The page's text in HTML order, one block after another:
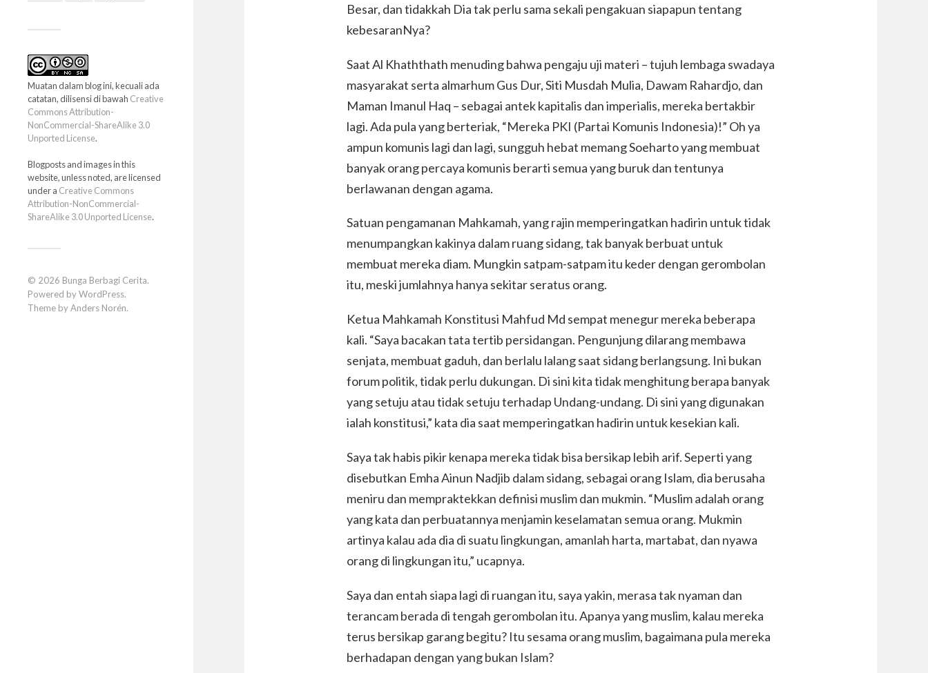
Muatan dalam blog ini, kecuali ada
catatan, dilisensi di bawah Creative
Commons Attribution-
NonCommercial-ShareAlike 3.0
Unported License.
Blogposts and images in this
website, unless noted, are licensed
under a Creative Commons
Attribution-NonCommercial-
ShareAlike 3.0 Unported License.
© 2026 Bunga Berbagi Cerita.
Powered byWordPress.
Theme byAnders Norén.
Besar, dan tidakkah Dia tak perlu sama sekali pengakuan siapapun tentang
kebesaranNya?
Saat Al Khaththath menuding bahwa pengaju uji materi – tujuh lembaga swadaya
masyarakat serta almarhum Gus Dur, Siti Musdah Mulia, Dawam Rahardjo, dan
Maman Imanul Haq – sebagai antek kapitalis dan imperialis, mereka bertakbir
lagi. Ada pula yang berteriak, “Mereka PKI (Partai Komunis Indonesia)!” Oh ya
ampun komunis lagi dan lagi, sungguh hebat memang Soeharto yang membuat
banyak orang percaya komunis berarti semua yang buruk dan tentunya
berlawanan dengan agama.
Satuan pengamanan Mahkamah, yang rajin memperingatkan hadirin untuk tidak
menumpangkan kakinya dalam ruang sidang, tak banyak berbuat untuk
membuat mereka diam. Mungkin satpam-satpam itu keder dengan gerombolan
itu, meski jumlahnya hanya sekitar seratus orang.
Ketua Mahkamah Konstitusi Mahfud Md sempat menegur mereka beberapa
kali. “Saya bacakan tata tertib persidangan. Pengunjung dilarang membawa
senjata, membuat gaduh, dan berlalu lalang saat sidang berlangsung. Ini bukan
forum politik, tidak perlu dukungan. Di sini kita tidak menghitung berapa banyak
yang setuju atau tidak setuju terhadap Undang-undang. Di sini yang digunakan
ialah konstitusi,” kata dia saat memperingatkan hadirin untuk kesekian kali.
Saya tak habis pikir kenapa mereka tidak bisa bersikap lebih arif. Seperti yang
disebutkan Emha Ainun Nadjib dalam sidang, sebagai orang Islam, dia berusaha
meniru dan mempraktekkan definisi muslim dan mukmin. “Muslim adalah orang
yang kata dan perbuatannya menjamin keselamatan semua orang. Mukmin
artinya kalau ada dia di suatu lingkungan, amanlah harta, martabat, dan nyawa
orang di lingkungan itu,” ucapnya.
Saya dan entah siapa lagi di ruangan itu, saya yakin, merasa tak nyaman dan
terancam berada di tengah gerombolan itu. Apanya yang muslim, kalau mereka
terus bersikap garang begitu? Itu sesama orang muslim, bagaimana pula mereka
berhadapan dengan yang bukan Islam?